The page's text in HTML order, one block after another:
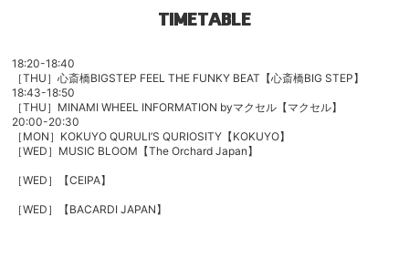
TIMETABLE
18:20-18:40
［THU］心斎橋BIGSTEP FEEL THE FUNKY BEAT【心斎橋BIG STEP】
18:43-18:50
［THU］MINAMI WHEEL INFORMATION byマクセル【マクセル】
20:00-20:30
［MON］ KOKUYO QURULI’S QURIOSITY 【KOKUYO】
［WED］MUSIC BLOOM 【The Orchard Japan】
［WED］【CEIPA】
［WED］ 【BACARDI JAPAN】